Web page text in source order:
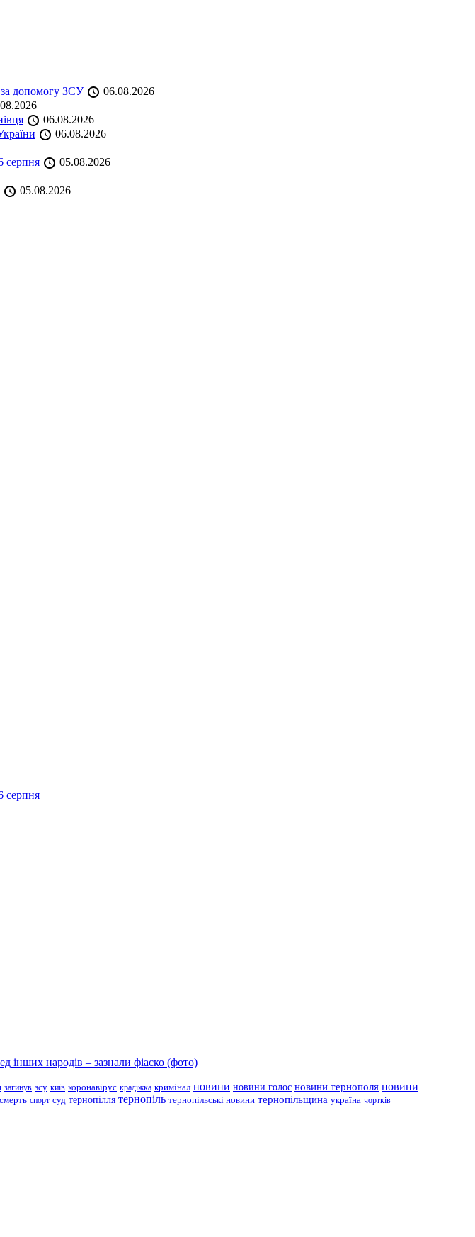
за допомогу ЗСУ
06.08.2026
06.08.2026
06.08.2026
серпня
05.08.2026
05.08.2026
серпня
інших народів – зазнали фіаско (фото)
загинув зсу київ коронавірус крадіжка кримінал новини новини голос новини тернополя новини
смерть спорт суд тернопілля тернопіль тернопільські новини тернопільщина україна чортків